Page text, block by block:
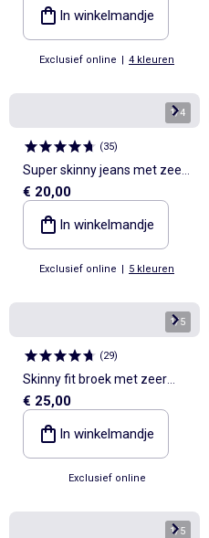
In winkelmandje
Exclusief online | 4 kleuren
1/4
(35)
Super skinny jeans met zeer
hoge taille - L34
€ 20,00
In winkelmandje
Exclusief online | 5 kleuren
1/5
(29)
Skinny fit broek met zeer
hoge taille - L32
€ 25,00
In winkelmandje
Exclusief online
1/5